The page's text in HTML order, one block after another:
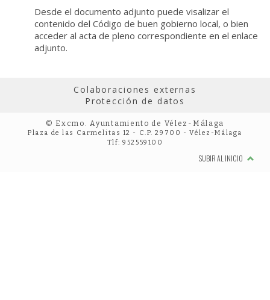
Desde el documento adjunto puede visalizar el
contenido del Código de buen gobierno local, o bien
acceder al acta de pleno correspondiente en el enlace
adjunto.
Colaboraciones externas
Protección de datos
© Excmo. Ayuntamiento de Vélez-Málaga
Plaza de las Carmelitas 12 - C.P. 29700 - Vélez-Málaga
Tlf: 952559100
SUBIR AL INICIO